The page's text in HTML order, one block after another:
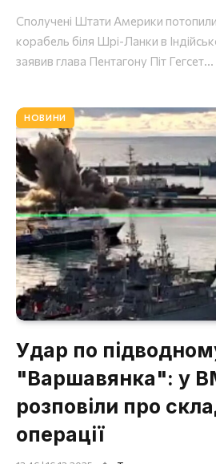
Сполучені Штати Америки потопили
корабель біля Шрі-Ланки в
заявив глава Пентагону Піт Гегсет...
НОВИНИ
Удар по
"Варшавянка": у
розповіли про
операції